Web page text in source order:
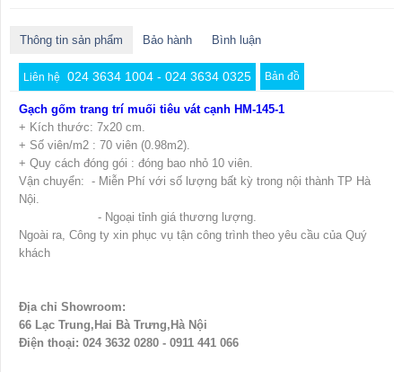
Thông tin sản phẩm Bảo hành Bình luận
Liên hệ 024 3634 1004 - 024 3634 0325 Bản đồ
Gạch gốm trang trí muối tiêu vát cạnh HM-145-1
+ Kích thước: 7x20 cm.
+ Số viên/m2 : 70 viên (0.98m2).
+ Quy cách đóng gói : đóng bao nhỏ 10 viên.
Vận chuyển: - Miễn Phí với số lượng bất kỳ trong nội thành TP Hà
Nội.
- Ngoại tỉnh giá thương lượng.
Ngoài ra, Công ty xin phục vụ tận công trình theo yêu cầu của Quý
khách
Địa chỉ Showroom:
66 Lạc Trung,Hai Bà Trưng,Hà Nội
Điện thoại: 024 3632 0280 - 0911 441 066